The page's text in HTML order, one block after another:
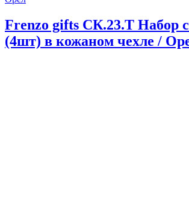
Frenzo gifts СК.23.Т Набор
(4шт) в кожаном чехле /